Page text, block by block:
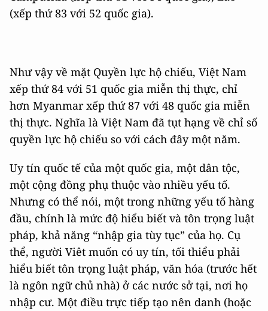
(xếp thứ 83 với 52 quốc gia).
Như vậy về mặt Quyền lực hộ chiếu, Việt Nam
xếp thứ 84 với 51 quốc gia miễn thị thực, chỉ
hơn Myanmar xếp thứ 87 với 48 quốc gia miễn
thị thực. Nghĩa là Việt Nam đã tụt hạng về chỉ số
quyền lực hộ chiếu so với cách đây một năm.
Uy tín quốc tế của một quốc gia, một dân tộc,
một cộng đồng phụ thuộc vào nhiều yếu tố.
Nhưng có thể nói, một trong những yếu tố hàng
đầu, chính là mức độ hiểu biết và tôn trọng luật
pháp, khả năng “nhập gia tùy tục” của họ. Cụ
thể, người Viêt muốn có uy tín, tối thiểu phải
hiểu biết tôn trọng luật pháp, văn hóa (trước hết
là ngôn ngữ chủ nhà) ở các nước sở tại, nơi họ
nhập cư. Một điều trực tiếp tạo nên danh (hoặc